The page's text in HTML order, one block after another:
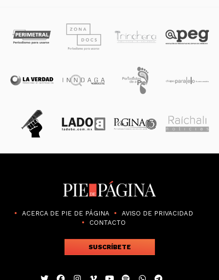
ACERCA DE PIE DE PÁGINA
AVISO DE PRIVACIDAD
CONTACTO
SUSCRÍBETE